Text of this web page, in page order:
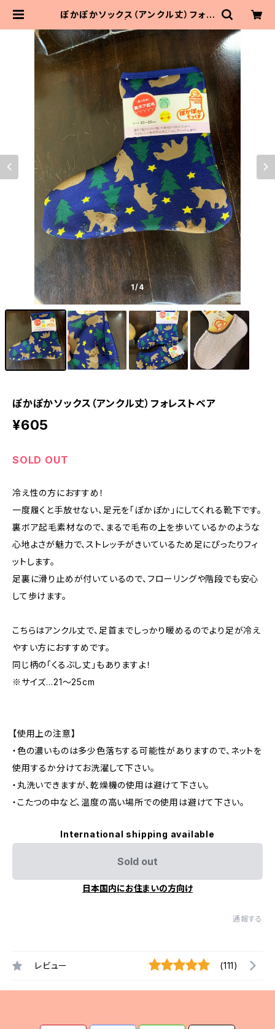
ぽかぽかソックス（アンクル丈）フォレ
1/4
ぽかぽかソックス（アンクル丈）フォレストベア
¥605
SOLD OUT
冷え性の方におすすめ！
一度履くと手放せない、足元を「ぽかぽか」にしてくれる靴下です。
裏ボア起毛素材なので、まるで毛布の上を歩いているかのような
心地よさが魅力で、ストレッチがきいているため足にぴったりフィ
ットします。
足裏に滑り止めが付いているので、フローリングや階段でも安心
して歩けます。
こちらはアンクル丈で、足首までしっかり暖めるのでより足が冷え
やすい方におすすめです。
同じ柄の「くるぶし丈」もありますよ！
※サイズ…21〜25cm
【使用上の注意】
・色の濃いものは多少色落ちする可能性がありますので、ネットを
使用するか分けてお洗濯して下さい。
・丸洗いできますが、乾燥機の使用は避けて下さい。
・こたつの中など、温度の高い場所での使用は避けて下さい。
International shipping available
Sold out
日本国内にお住まいの方向け
通報する
レビュー (111)